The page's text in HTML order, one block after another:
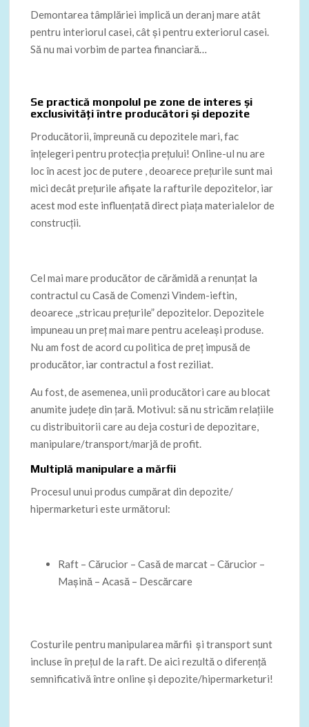
Demontarea tâmplăriei implică un deranj mare atât
pentru interiorul casei, cât și pentru exteriorul casei.
Să nu mai vorbim de partea financiară…
Se practică monpolul pe zone de interes și
exclusivități între producători și depozite
Producătorii, împreună cu depozitele mari, fac
înțelegeri pentru protecția prețului! Online-ul nu are
loc în acest joc de putere , deoarece prețurile sunt mai
mici decât prețurile afișate la rafturile depozitelor, iar
acest mod este influențată direct piața materialelor de
construcții.
Cel mai mare producător de cărămidă a renunțat la
contractul cu Casă de Comenzi Vindem-ieftin,
deoarece ,,stricau prețurile” depozitelor. Depozitele
impuneau un preț mai mare pentru aceleași produse.
Nu am fost de acord cu politica de preț impusă de
producător, iar contractul a fost reziliat.
Au fost, de asemenea, unii producători care au blocat
anumite județe din țară. Motivul: să nu stricăm relațiile
cu distribuitorii care au deja costuri de depozitare,
manipulare/transport/marjă de profit.
Multiplă manipulare a mărfii
Procesul unui produs cumpărat din depozite/
hipermarketuri este următorul:
Raft – Cărucior – Casă de marcat – Cărucior –
Mașină – Acasă – Descărcare
Costurile pentru manipularea mărfii și transport sunt
incluse în prețul de la raft. De aici rezultă o diferență
semnificativă între online și depozite/hipermarketuri!